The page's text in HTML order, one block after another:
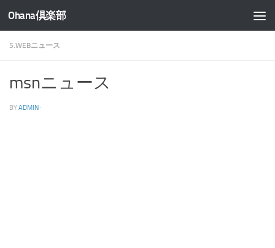
コンテンツへスキップ
Ohana倶楽部
5.WEBニュース
msnニュース
BYADMIN ·